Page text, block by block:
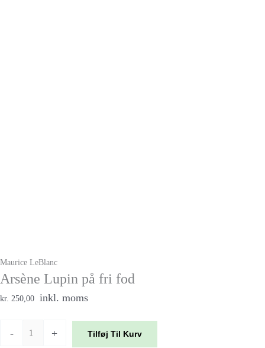
Maurice LeBlanc
Arsène Lupin på fri fod
kr. 250,00 inkl. moms
- + Tilføj Til Kurv